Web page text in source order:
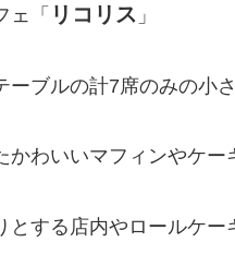
ェ「 リコリス 」
ーブルの計7席のみの小
かわいいマフィンやケー
とする店内やロールケー